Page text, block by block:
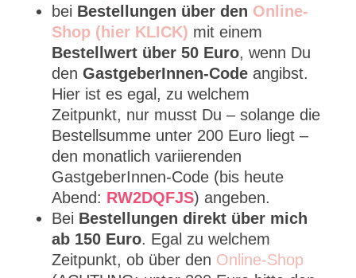
bei Bestellungen über den Online-
Shop (hier KLICK) mit einem
Bestellwert über 50 Euro, wenn Du
den GastgeberInnen-Codeangibst.
Hier ist es egal, zu welchem
Zeitpunkt, nur musst Du – solange die
Bestellsumme unter 200 Euro liegt –
den monatlich variierenden
GastgeberInnen-Code (bis heute
Abend: RW2DQFJS) angeben.
Bei Bestellungen direkt über mich
ab 150 Euro. Egal zu welchem
Zeitpunkt, ob über den Online-Shop